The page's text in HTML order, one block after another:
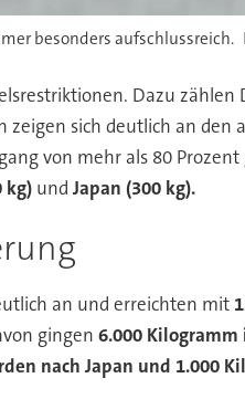
besonders aufschlussreich.
Dazu
sich deutlich an den
von mehr als 80
kg) und Japan (300 kg).
an und erreichten mit
gingen 6.000 Kilogramm
nach Japan und 1.000